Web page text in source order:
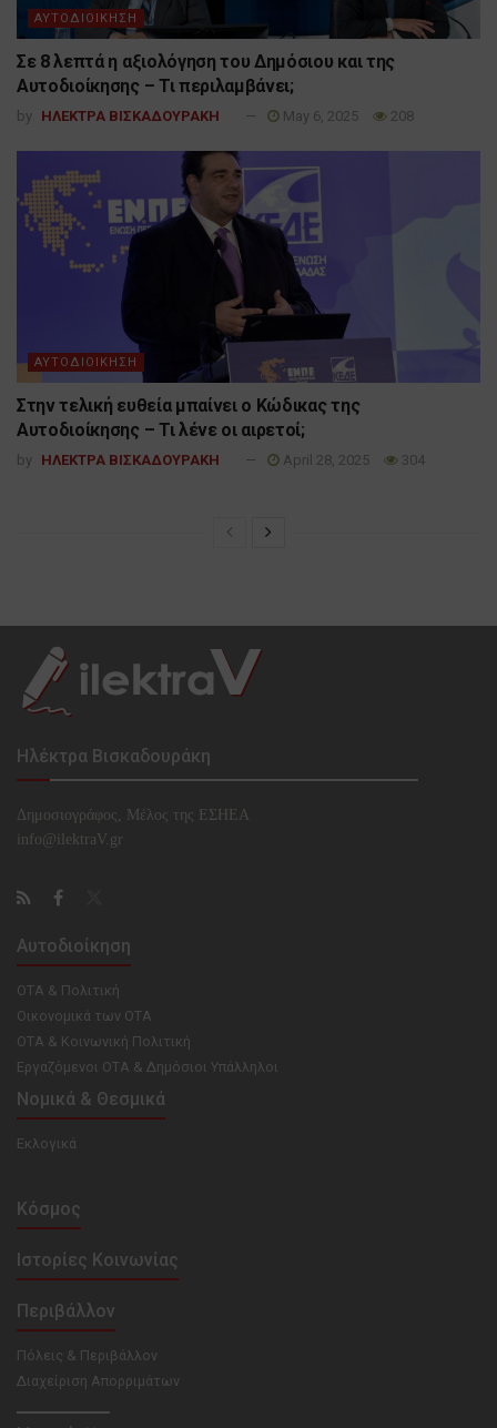
ΑΥΤΟΔΙΟΙΚΗΣΗ
Σε 8 λεπτά η αξιολόγηση του Δημόσιου και της
Αυτοδιοίκησης – Τι περιλαμβάνει;
by ΗΛΕΚΤΡΑ ΒΙΣΚΑΔΟΥΡΑΚΗ May 6, 2025 208
ΑΥΤΟΔΙΟΙΚΗΣΗ
Στην τελική ευθεία μπαίνει ο Κώδικας της
Αυτοδιοίκησης – Τι λένε οι αιρετοί;
by ΗΛΕΚΤΡΑ ΒΙΣΚΑΔΟΥΡΑΚΗ April 28, 2025 304
Ηλέκτρα Βισκαδουράκη
Δημοσιογράφος, Μέλος της ΕΣHΕΑ
info@ilektraV.gr
Αυτοδιοίκηση
ΟΤΑ & Πολιτική
Οικονομικά των ΟΤΑ
ΟΤΑ & Κοινωνική Πολιτική
Εργαζόμενοι ΟΤΑ & Δημόσιοι Υπάλληλοι
Νομικά & Θεσμικά
Εκλογικά
Κόσμος
Ιστορίες Κοινωνίας
Περιβάλλον
Πόλεις & Περιβάλλον
Διαχείριση Απορριμάτων